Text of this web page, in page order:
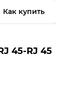
Как купить
45-RJ 45